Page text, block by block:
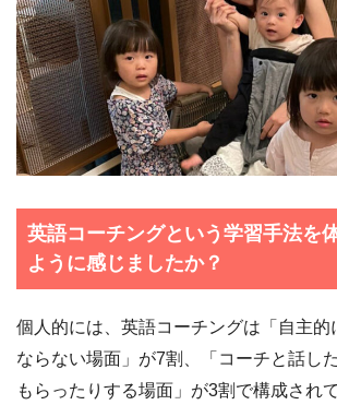
英語コーチングという学習手法を
ように感じましたか？
個人的には、英語コーチングは「自主的
ならない場面」が7割、「コーチと話し
もらったりする場面」が3割で構成され